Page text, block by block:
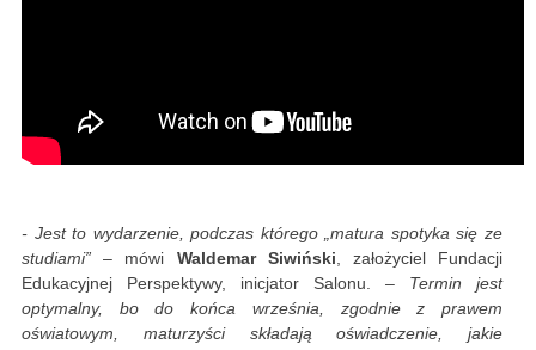
- Jest to wydarzenie, podczas którego „matura spotyka się ze
studiami” – mówi Waldemar Siwiński , założyciel Fundacji
Edukacyjnej Perspektywy, inicjator Salonu. – Termin jest
optymalny, bo do końca września, zgodnie z prawem
oświatowym, maturzyści składają oświadczenie, jakie